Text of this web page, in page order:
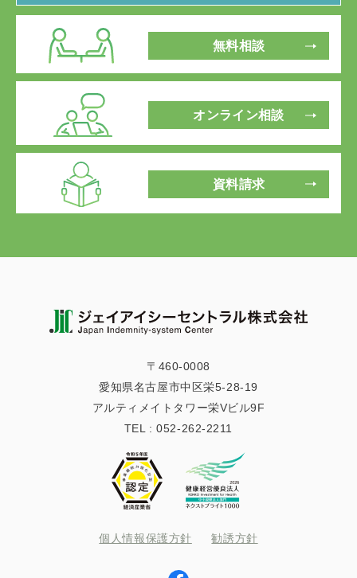
無料相談
オンライン相談
資料請求
〒460-0008
愛知県名古屋市中区栄5-28-19
アルティメイトタワー栄Vビル9F
TEL :052-262-2211
個人情報保護方針 勧誘方針